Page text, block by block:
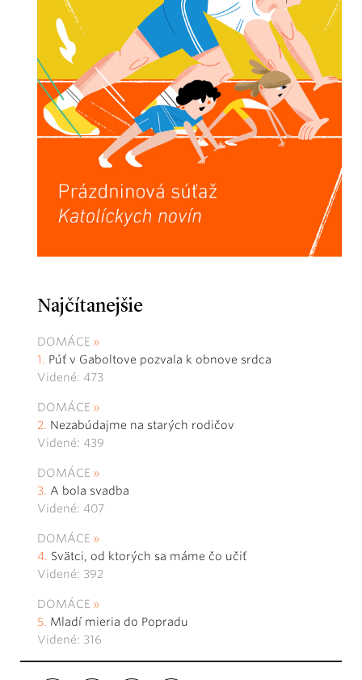
Najčítanejšie
DOMÁCE
Púť v Gaboltove pozvala k obnove srdca
Videné: 473
DOMÁCE
Nezabúdajme na starých rodičov
Videné: 439
DOMÁCE
A bola svadba
Videné: 407
DOMÁCE
Svätci, od ktorých sa máme čo učiť
Videné: 392
DOMÁCE
Mladí mieria do Popradu
Videné: 316